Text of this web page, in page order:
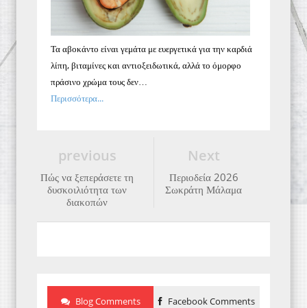
Τα αβοκάντο είναι γεμάτα με ευεργετικά για την καρδιά
λίπη, βιταμίνες και αντιοξειδωτικά, αλλά το όμορφο
πράσινο χρώμα τους δεν…
Περισσότερα...
Next
Περιοδεία 2026
Σωκράτη Μάλαμα
previous
Πώς να ξεπεράσετε τη
δυσκοιλιότητα των
διακοπών
Blog Comments Facebook Comments